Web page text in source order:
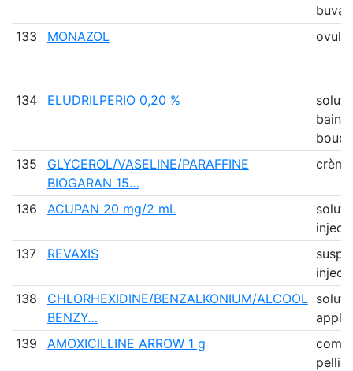
133
MONAZOL ovule
134 ELUDRILPERIO 0,20 %
bain
135
GLYCEROL/VASELINE/PARAFFINE
BIOGARAN 15…
crème
136 ACUPAN 20 mg/2 mL
137
REVAXIS
138
CHLORHEXIDINE/BENZALKONIUM/ALCOOL
BENZY…
139
AMOXICILLINE ARROW 1 g